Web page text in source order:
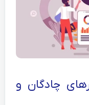
چادگان و